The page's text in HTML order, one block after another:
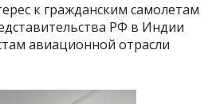
к гражданским самолетам
РФ в Индии
авиационной отрасли